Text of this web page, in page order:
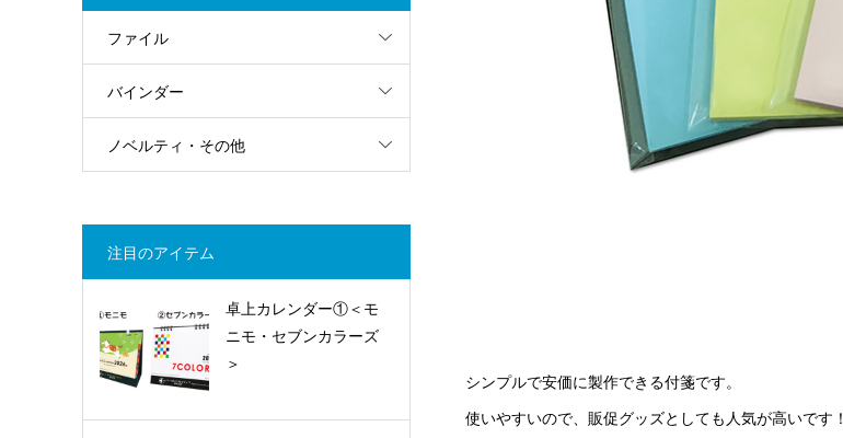
シンプルで安価に製作できる付箋です。
使いやすいので、販促グッズとしても人気が高いです！
ファイル
バインダー
ノベルティ・その他
注目のアイテム
卓上カレンダー①＜モ
ニモ・セブンカラーズ
＞